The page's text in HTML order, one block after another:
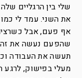
שלי בין הרגליים
את השני. עמד לי
אף פעם, אבל
שהפעם נעשה את זה
תעשה את העבודה
מעלי בפישוק, לרגע